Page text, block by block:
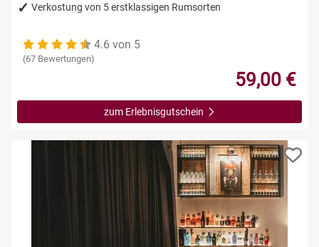
Verkostung von 5 erstklassigen Rumsorten
4.6 von 5
(67 Bewertungen)
59,00 €
zum Erlebnisgutschein